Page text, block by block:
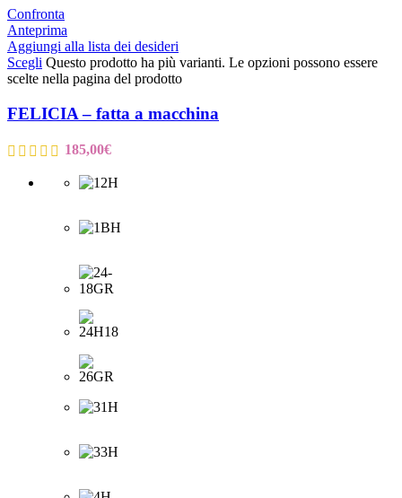
Confronta
Anteprima
Aggiungi alla lista dei desideri
Scegli Questo prodotto ha più varianti. Le opzioni possono essere
scelte nella pagina del prodotto
FELICIA – fatta a macchina
185,00€